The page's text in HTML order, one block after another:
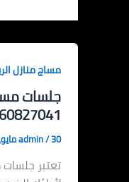
مساج منازل
جلسات
admin/30 مايو، 2024
تعتبر جلسات